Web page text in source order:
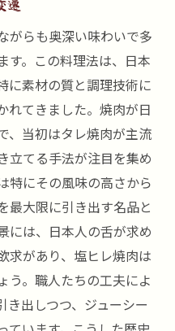
遷
がらも奥深い味わいで多
す。この料理法は、日本
に素材の質と調理技術に
れてきました。焼肉が日
、当初はタレ焼肉が主流
立てる手法が注目を集め
特にその風味の高さから
最大限に引き出す名品と
には、日本人の舌が求め
求があり、塩ヒレ焼肉は
う。職人たちの工夫によ
き出しつつ、ジューシー